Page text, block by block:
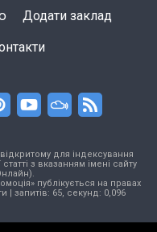
Додати заклад
для індексування
з вказанням імені сайту
публікується на правах
| запитів: 65, секунд: 0,096